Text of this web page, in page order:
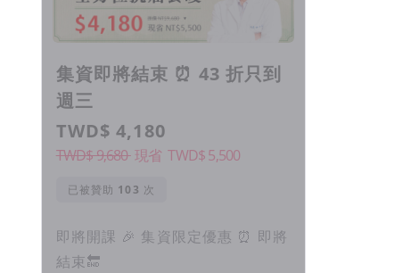
集資即將結束 ⏰ 43 折只到
週三
TWD$ 4,180
TWD$ 9,680現省 TWD$5,500
已被贊助 次
即將開課 🎉 集資限定優惠 ⏰ 即將
結束🔚